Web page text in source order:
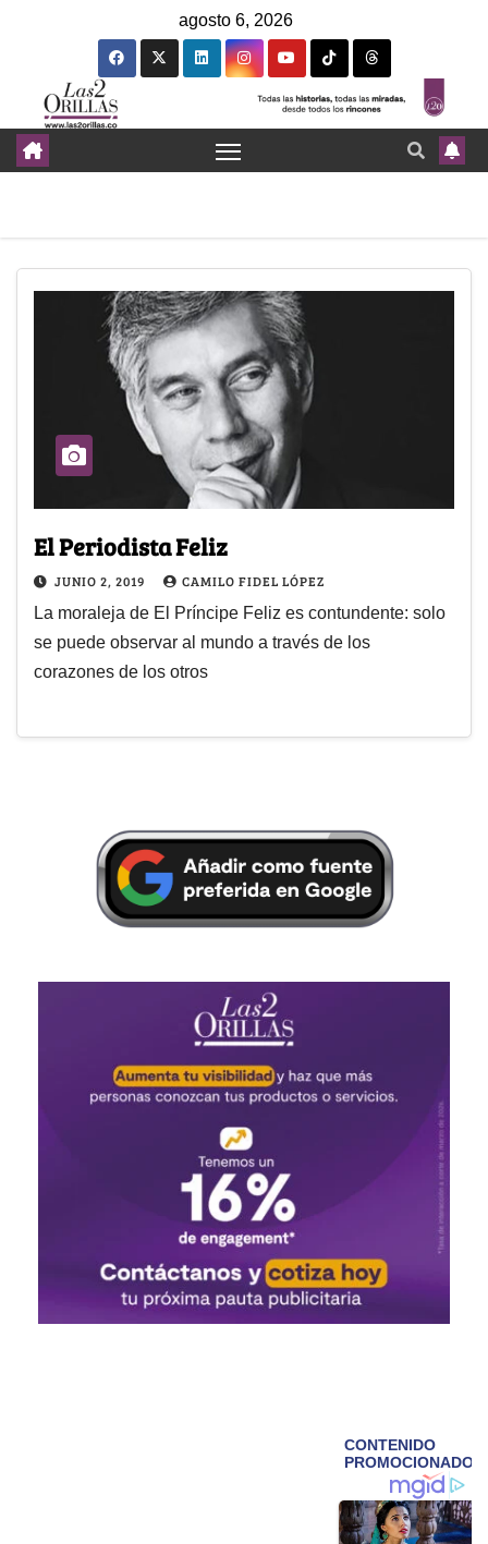
agosto 6, 2026
El Periodista Feliz
JUNIO 2, 2019 CAMILO FIDEL LÓPEZ
La moraleja de El Príncipe Feliz es contundente: solo
se puede observar al mundo a través de los
corazones de los otros